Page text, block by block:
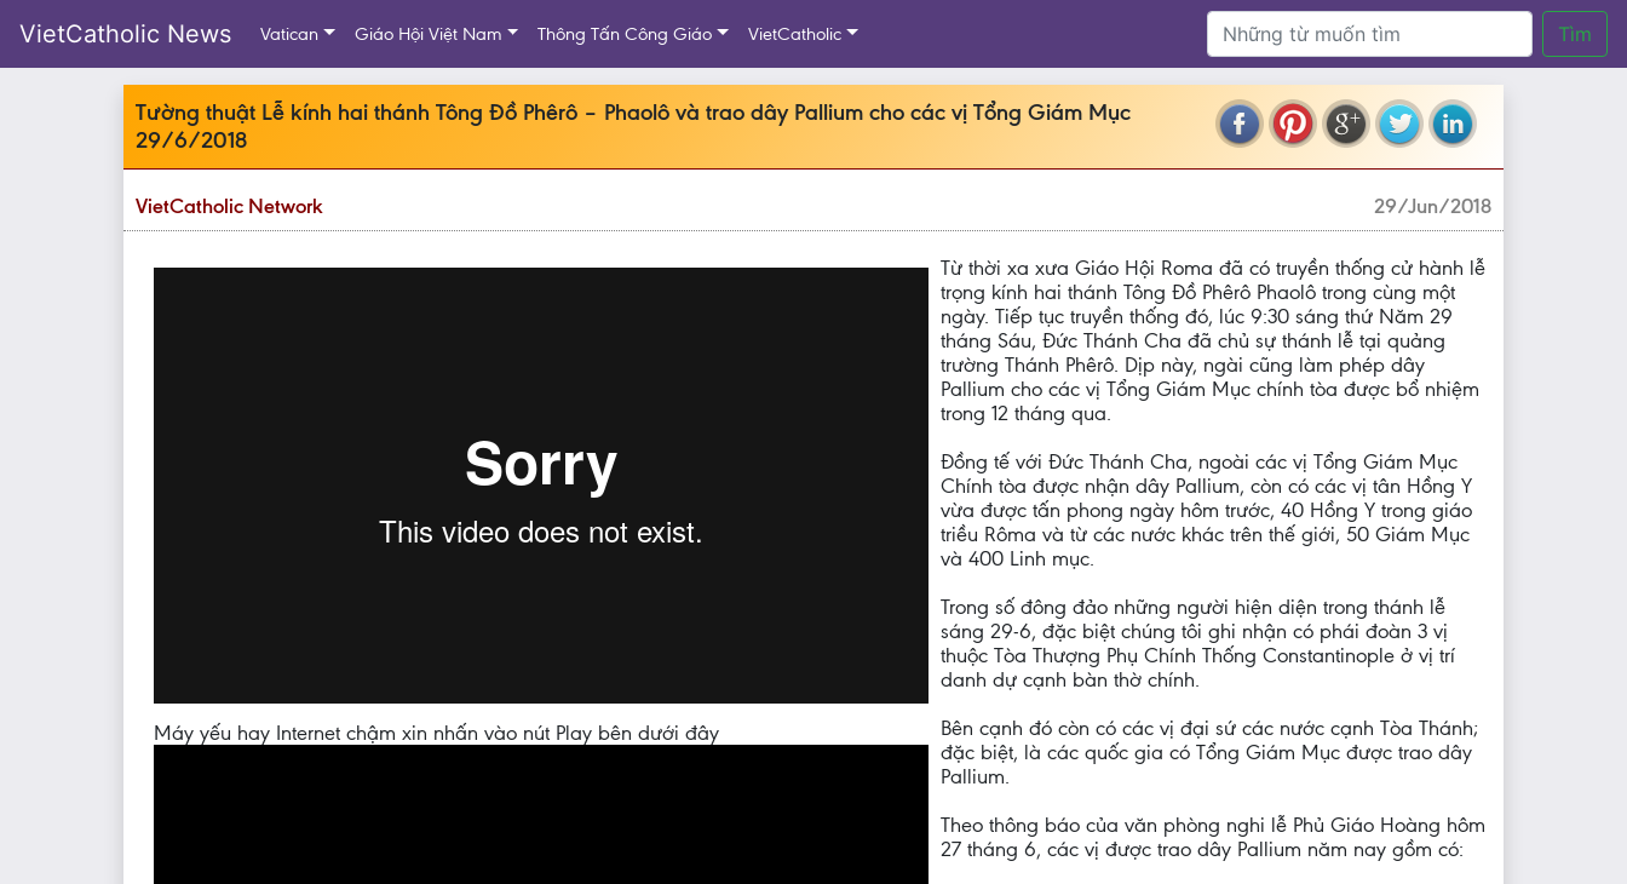
VietCatholic News Vatican Giáo Hội Việt Nam Thông Tấn Công Giáo VietCatholic Tìm
Tường thuật Lễ kính hai thánh Tông Đồ Phêrô – Phaolô và trao dây Pallium cho các vị Tổng Giám Mục
29/6/2018
VietCatholic Network 29/Jun/2018
Máy yếu hay Internet chậm xin nhấn vào nút Play bên dưới đây
Từ thời xa xưa Giáo Hội Roma đã có truyền thống cử hành lễ
trọng kính hai thánh Tông Đồ Phêrô Phaolô trong cùng một
ngày. Tiếp tục truyền thống đó, lúc 9:30 sáng thứ Năm 29
tháng Sáu, Đức Thánh Cha đã chủ sự thánh lễ tại quảng
trường Thánh Phêrô. Dịp này, ngài cũng làm phép dây
Pallium cho các vị Tổng Giám Mục chính tòa được bổ nhiệm
trong 12 tháng qua.
Đồng tế với Đức Thánh Cha, ngoài các vị Tổng Giám Mục
Chính tòa được nhận dây Pallium, còn có các vị tân Hồng Y
vừa được tấn phong ngày hôm trước, 40 Hồng Y trong giáo
triều Rôma và từ các nước khác trên thế giới, 50 Giám Mục
và 400 Linh mục.
Trong số đông đảo những người hiện diện trong thánh lễ
sáng 29-6, đặc biệt chúng tôi ghi nhận có phái đoàn 3 vị
thuộc Tòa Thượng Phụ Chính Thống Constantinople ở vị trí
danh dự cạnh bàn thờ chính.
Bên cạnh đó còn có các vị đại sứ các nước cạnh Tòa Thánh;
đặc biệt, là các quốc gia có Tổng Giám Mục được trao dây
Pallium.
Theo thông báo của văn phòng nghi lễ Phủ Giáo Hoàng hôm
27 tháng 6, các vị được trao dây Pallium năm nay gồm có: